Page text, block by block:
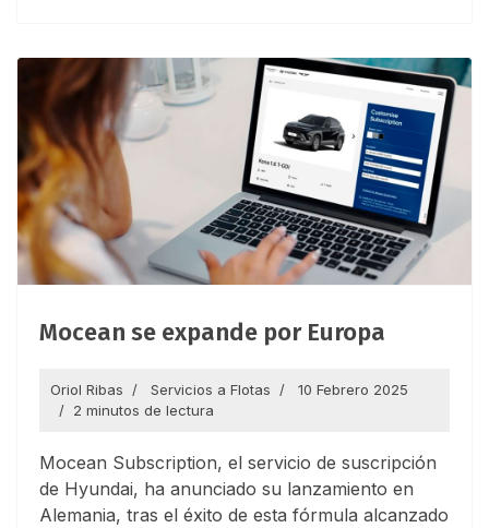
Mocean se expande por Europa
Oriol Ribas Servicios a Flotas
10 Febrero 2025
2 minutos de lectura
Mocean Subscription, el servicio de suscripción
de Hyundai, ha anunciado su lanzamiento en
Alemania, tras el éxito de esta fórmula alcanzado